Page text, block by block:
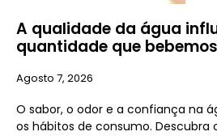
A qualidade da água
quantidade que
Agosto 7, 2026
O sabor, o odor e a confiança na
os hábitos de consumo. Descubra